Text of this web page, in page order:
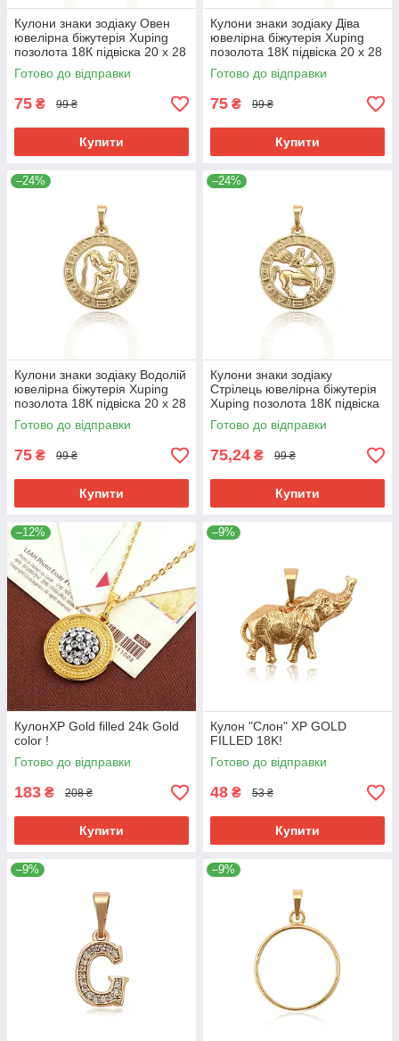
Кулони знаки зодіаку Овен
ювелірна біжутерія Xuping
позолота 18К підвіска 20 х 28
мм медичне золото
Готово до відправки
75 ₴ 99 ₴
Купити
Кулони знаки зодіаку Діва
ювелірна біжутерія Xuping
позолота 18К підвіска 20 х 28
мм медичне золото
Готово до відправки
75 ₴ 99 ₴
Купити
–24%
Кулони знаки зодіаку Водолій
ювелірна біжутерія Xuping
позолота 18К підвіска 20 х 28
мм медичне золото
Готово до відправки
75 ₴ 99 ₴
Купити
–24%
Кулони знаки зодіаку
Стрілець ювелірна біжутерія
Xuping позолота 18К підвіска
20 х 28 мм медичне золото
Готово до відправки
75,24 ₴ 99 ₴
Купити
–12%
КулонХР Gold filled 24k Gold
color !
Готово до відправки
183 ₴ 208 ₴
Купити
–9%
Кулон "Слон" ХР GOLD
FILLED 18K!
Готово до відправки
48 ₴ 53 ₴
Купити
–9% –9%